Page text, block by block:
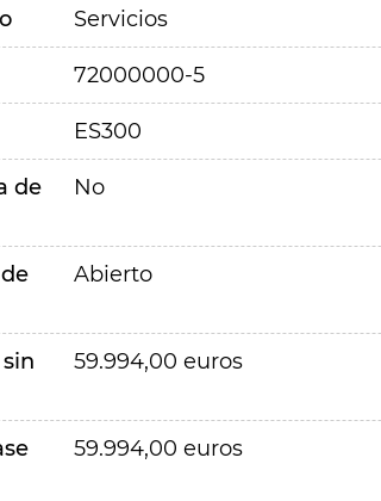
Servicios
72000000-5
ES300
de
No
Abierto
59.994,00 euros
59.994,00 euros